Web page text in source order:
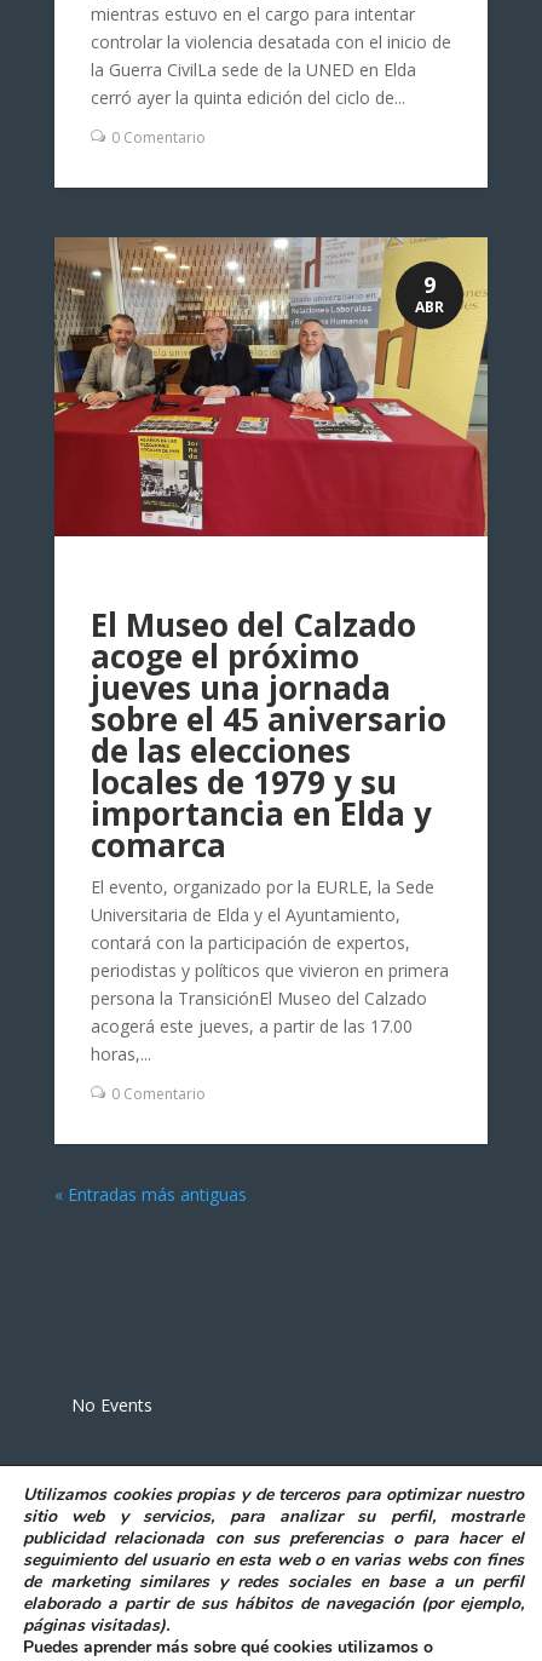
mientras estuvo en el cargo para intentar
controlar la violencia desatada con el inicio de
la Guerra CivilLa sede de la UNED en Elda
cerró ayer la quinta edición del ciclo de...
0 Comentario
El Museo del Calzado
acoge el próximo
jueves una jornada
sobre el 45 aniversario
de las elecciones
locales de 1979 y su
importancia en Elda y
comarca
El evento, organizado por la EURLE, la Sede
Universitaria de Elda y el Ayuntamiento,
contará con la participación de expertos,
periodistas y políticos que vivieron en primera
persona la TransiciónEl Museo del Calzado
acogerá este jueves, a partir de las 17.00
horas,...
0 Comentario
9
ABR
« Entradas más antiguas
No Events
POLITICA DE PRIVACIDAD
AVISO LEGAL
POLITICA DE COOKIES
DECLARACIÓN DE ACCESIBILIDAD
Utilizamos cookies propias y de terceros para optimizar nuestro
sitio web y servicios, para analizar su perfil, mostrarle
publicidad relacionada con sus preferencias o para hacer el
seguimiento del usuario en esta web o en varias webs con fines
de marketing similares y redes sociales en base a un perfil
elaborado a partir de sus hábitos de navegación (por ejemplo,
páginas visitadas).
Puedes aprender más sobre qué cookies utilizamos o